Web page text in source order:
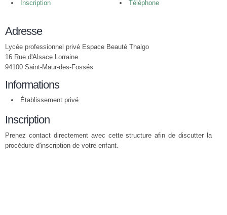
Inscription
Téléphone
Adresse
Lycée professionnel privé Espace Beauté Thalgo
16 Rue d'Alsace Lorraine
94100 Saint-Maur-des-Fossés
Informations
Établissement privé
Inscription
Prenez contact directement avec cette structure afin de discutter la
procédure d'inscription de votre enfant.